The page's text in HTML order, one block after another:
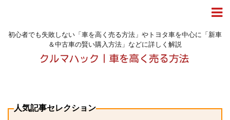
初心者でも失敗しない「車を高く売る方法」やトヨタ車を中心に「新車
＆中古車の賢い購入方法」などに詳しく解説
人気記事セレクション